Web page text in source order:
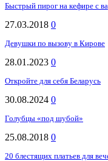
Быстрый пирог на кефире с
27.03.2018 0
Девушки по вызову в Кирове
28.01.2023 0
Откройте для себя Беларусь
30.08.2024 0
Голубцы «под шубой»
25.08.2018 0
20 блестящих платьев для